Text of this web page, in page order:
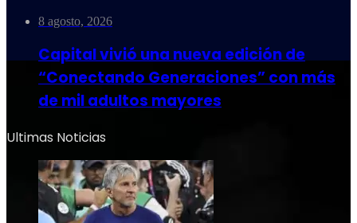
8 agosto, 2026
Capital vivió una nueva edición de
“Conectando Generaciones” con más
de mil adultos mayores
Ultimas Noticias